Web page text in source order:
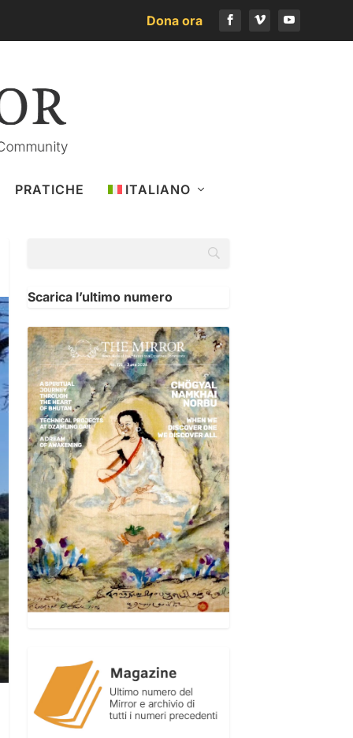
Dona ora
PRATICHE ITALIANO
Scarica l’ultimo numero